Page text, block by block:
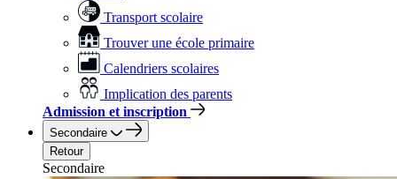
Transport scolaire
Trouver une école primaire
Calendriers scolaires
Implication des parents
Admission et inscription
Secondaire
Retour
Secondaire